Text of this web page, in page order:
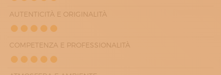
AUTENTICITÀ E ORIGINALITÀ
COMPETENZA E PROFESSIONALITÀ